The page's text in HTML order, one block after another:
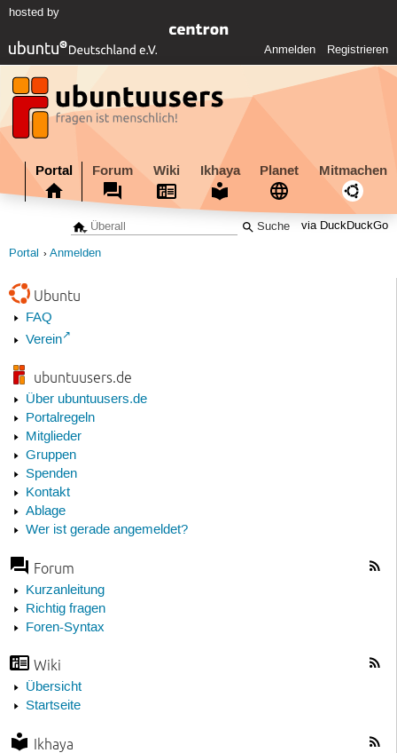
hosted by
Anmelden Registrieren
Portal Forum Wiki Ikhaya Planet Mitmachen
via DuckDuckGo
Portal Anmelden
Ubuntu
FAQ
Verein
ubuntuusers.de
Über ubuntuusers.de
Portalregeln
Mitglieder
Gruppen
Spenden
Kontakt
Ablage
Wer ist gerade angemeldet?
Forum
Kurzanleitung
Richtig fragen
Foren-Syntax
Wiki
Übersicht
Startseite
Ikhaya